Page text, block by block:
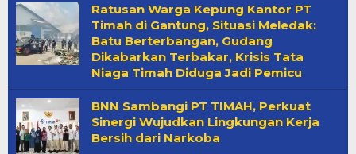
Ratusan Warga Kepung Kantor PT
Timah di Gantung, Situasi Meledak:
Batu Berterbangan, Gudang
Dikabarkan Terbakar, Krisis Tata
Niaga Timah Diduga Jadi Pemicu
BNN Sambangi PT TIMAH, Perkuat
Sinergi Wujudkan Lingkungan Kerja
Bersih dari Narkoba